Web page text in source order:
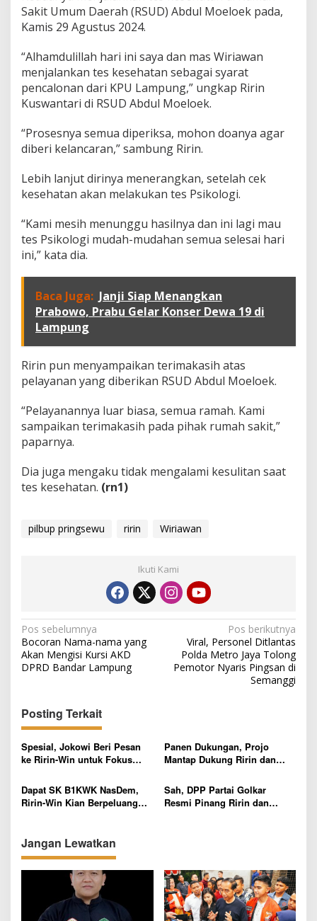
s
u
g
C
e
k
K
e
h
t
a
i
R
D
A
b
d
l
o
e
o
e
k
Sakit Umum Daerah (RSUD) Abdul Moeloek pada,
Kamis 29 Agustus 2024.
“Alhamdulillah hari ini saya dan mas Wiriawan
menjalankan tes kesehatan sebagai syarat
pencalonan dari KPU Lampung,” ungkap Ririn
Kuswantari di RSUD Abdul Moeloek.
“Prosesnya semua diperiksa, mohon doanya agar
diberi kelancaran,” sambung Ririn.
Lebih lanjut dirinya menerangkan, setelah cek
kesehatan akan melakukan tes Psikologi.
“Kami mesih menunggu hasilnya dan ini lagi mau
tes Psikologi mudah-mudahan semua selesai hari
ini,” kata dia.
Baca Juga: Janji Siap Menangkan
Prabowo, Prabu Gelar Konser Dewa 19 di
Lampung
Ririn pun menyampaikan terimakasih atas
pelayanan yang diberikan RSUD Abdul Moeloek.
“Pelayanannya luar biasa, semua ramah. Kami
sampaikan terimakasih pada pihak rumah sakit,”
paparnya.
Dia juga mengaku tidak mengalami kesulitan saat
tes kesehatan. (rn1)
pilbup pringsewu ririn Wiriawan
Ikuti Kami
N
a
v
g
a
s
i
p
o
Pos sebelumnya
Bocoran Nama-nama yang
Akan Mengisi Kursi AKD
DPRD Bandar Lampung
Pos berikutnya
Viral, Personel Ditlantas
Polda Metro Jaya Tolong
Pemotor Nyaris Pingsan di
Semanggi
Posting Terkait
Spesial, Jokowi Beri Pesan
ke Ririn-Win untuk Fokus
Panen Dukungan, Projo
Mantap Dukung Ririn dan
Pringsewu
Dapat SK B1KWK NasDem,
Ririn-Win Kian Berpeluang
Sah, DPP Partai Golkar
Resmi Pinang Ririn dan
Jangan Lewatkan